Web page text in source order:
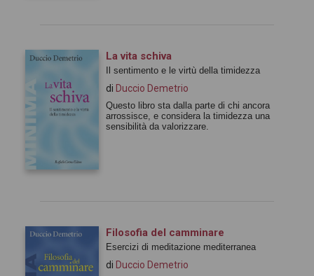
La vita schiva
Il sentimento e le virtù della timidezza
di Duccio Demetrio
Questo libro sta dalla parte di chi ancora
arrossisce, e considera la timidezza una
sensibilità da valorizzare.
Filosofia del camminare
Esercizi di meditazione mediterranea
di Duccio Demetrio